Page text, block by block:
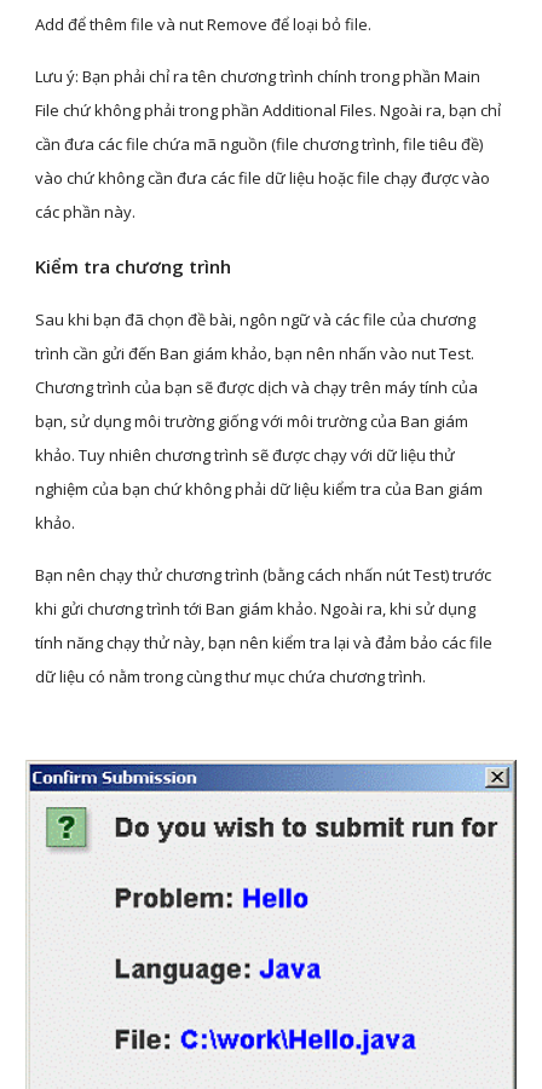
Add để thêm file và nut Remove để loại bỏ file.
Lưu ý: Bạn phải chỉ ra tên chương trình chính trong phần Main
File chứ không phải trong phần Additional Files. Ngoài ra, bạn chỉ
cần đưa các file chứa mã nguồn (file chương trình, file tiêu đề)
vào chứ không cần đưa các file dữ liệu hoặc file chạy được vào
các phần này.
Kiểm tra chương trình
Sau khi bạn đã chọn đề bài, ngôn ngữ và các file của chương
trình cần gửi đến Ban giám khảo, bạn nên nhấn vào nut Test.
Chương trình của bạn sẽ được dịch và chạy trên máy tính của
bạn, sử dụng môi trường giống với môi trường của Ban giám
khảo. Tuy nhiên chương trình sẽ được chạy với dữ liệu thử
nghiệm của bạn chứ không phải dữ liệu kiểm tra của Ban giám
khảo.
Bạn nên chạy thử chương trình (bằng cách nhấn nút Test) trước
khi gửi chương trình tới Ban giám khảo. Ngoài ra, khi sử dụng
tính năng chạy thử này, bạn nên kiểm tra lại và đảm bảo các file
dữ liệu có nằm trong cùng thư mục chứa chương trình.